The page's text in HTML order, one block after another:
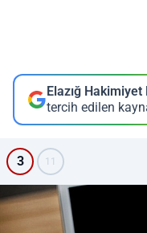
Elazığ Hakimiyet
tercih edilen
3 11